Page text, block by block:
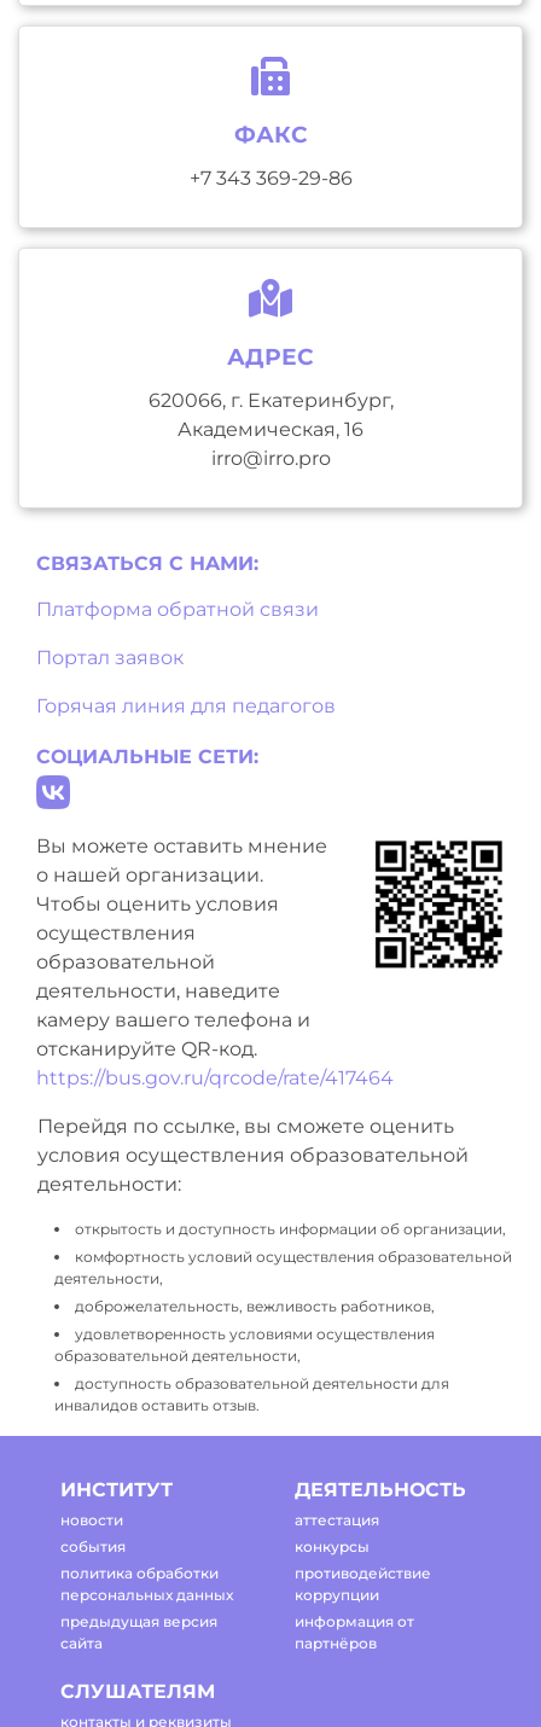
ФАКС
+7 343 369-29-86
АДРЕС
620066, г. Екатеринбург,
Академическая, 16
irro@irro.pro
СВЯЗАТЬСЯ С НAМИ:
Платформа обратной связи
Портал заявок
Горячая линия для педагогов
СОЦИАЛЬНЫЕ СЕТИ:
Вы можете оставить мнение
о нашей организации.
Чтобы оценить условия
осуществления
образовательной
деятельности, наведите
камеру вашего телефона и
отсканируйте QR-код.
https://bus.gov.ru/qrcode/rate/417464
Перейдя по ссылке, вы сможете оценить
условия осуществления образовательной
деятельности:
открытость и доступность информации об организации,
комфортность условий осуществления образовательной
деятельности,
доброжелательность, вежливость работников,
удовлетворенность условиями осуществления
образовательной деятельности,
доступность образовательной деятельности для
инвалидов оставить отзыв.
ИНСТИТУТ
новости
события
политика обработки
персональных данных
предыдущая версия
сайта
ДЕЯТЕЛЬНОСТЬ
аттестация
конкурсы
противодействие
коррупции
информация от
партнёров
СЛУШАТЕЛЯМ
контакты и реквизиты